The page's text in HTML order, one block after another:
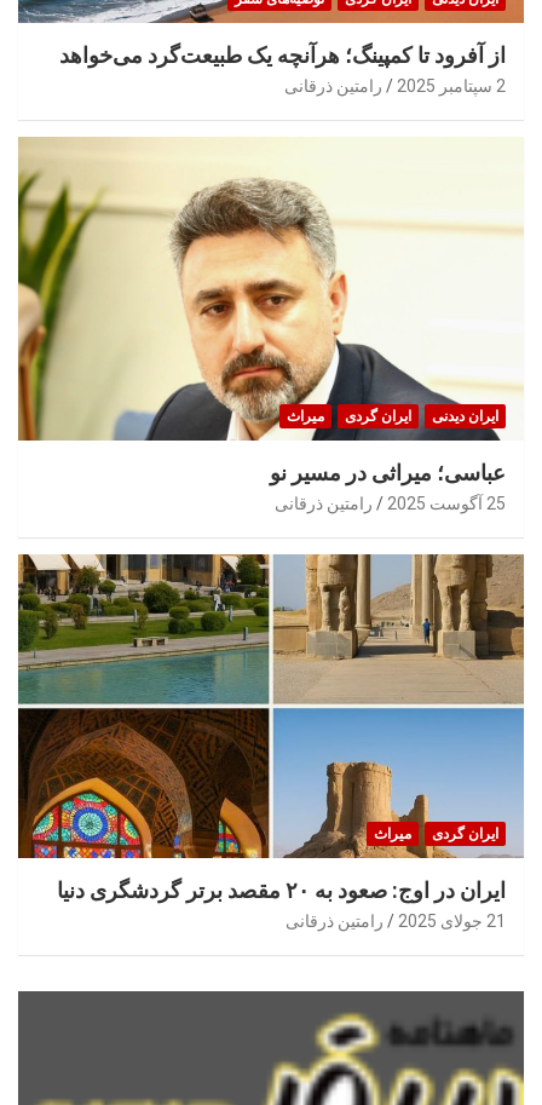
از آفرود تا کمپینگ؛ هرآنچه یک طبیعت‌گرد می‌خواهد
2 سپتامبر 2025 رامتین ذرقانی
ایران‌ دیدنی ایران گردی میراث
عباسی؛ میراثی در مسیر نو
25 آگوست 2025 رامتین ذرقانی
ایران گردی میراث
ایران در اوج: صعود به ۲۰ مقصد برتر گردشگری دنیا
21 جولای 2025 رامتین ذرقانی